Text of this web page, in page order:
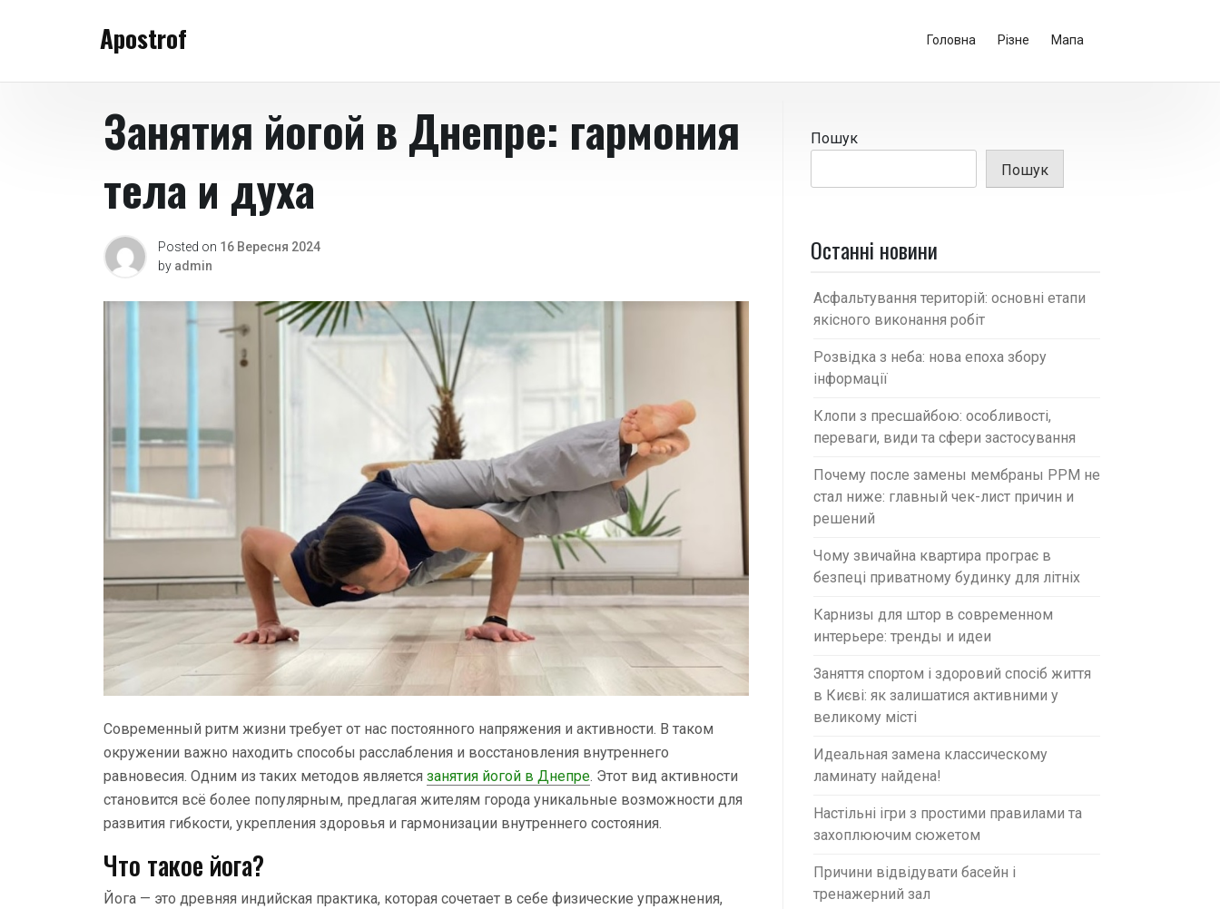
Apostrof Головна Різне Мапа
Занятия йогой в Днепре: гармония
тела и духа
Posted on 16 Вересня 2024
by admin
Современный ритм жизни требует от нас постоянного напряжения и активности. В таком
окружении важно находить способы расслабления и восстановления внутреннего
равновесия. Одним из таких методов является занятия йогой в Днепре. Этот вид активности
становится всё более популярным, предлагая жителям города уникальные возможности для
развития гибкости, укрепления здоровья и гармонизации внутреннего состояния.
Что такое йога?
Йога — это древняя индийская практика, которая сочетает в себе физические упражнения,
Пошук
Пошук
Останні новини
Асфальтування територій: основні етапи
якісного виконання робіт
Розвідка з неба: нова епоха збору
інформації
Клопи з пресшайбою: особливості,
переваги, види та сфери застосування
Почему после замены мембраны PPM не
стал ниже: главный чек-лист причин и
решений
Чому звичайна квартира програє в
безпеці приватному будинку для літніх
Карнизы для штор в современном
интерьере: тренды и идеи
Заняття спортом і здоровий спосіб життя
в Києві: як залишатися активними у
великому місті
Идеальная замена классическому
ламинату найдена!
Настільні ігри з простими правилами та
захоплюючим сюжетом
Причини відвідувати басейн і
тренажерний зал